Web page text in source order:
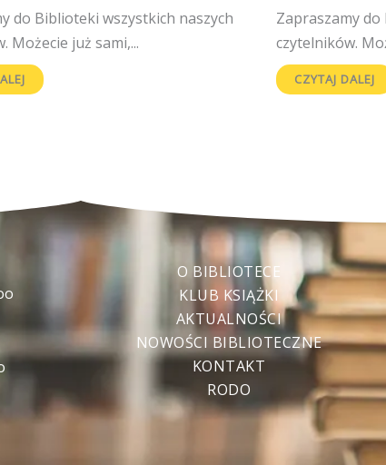
do Biblioteki wszystkich naszych
Możecie już sami,...
Zapraszamy
czytelników.
CZYTAJ DALEJ
O BIBLIOTECE
KLUB KSIĄŻKI
AKTUALNOŚCI
NOWOŚCI BIBLIOTECZNE
KONTAKT
RODO